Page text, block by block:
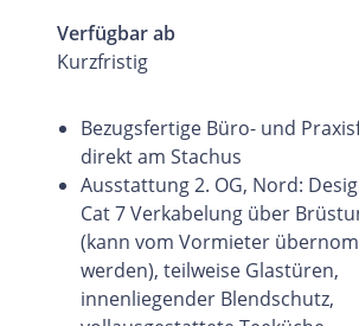
Verfügbar ab
Kurzfristig
Bezugsfertige Büro- und
direkt am Stachus
Ausstattung 2. OG, Nord:
Cat 7 Verkabelung über
(kann vom Vormieter
werden), teilweise Glastüren,
innenliegender Blendschutz,